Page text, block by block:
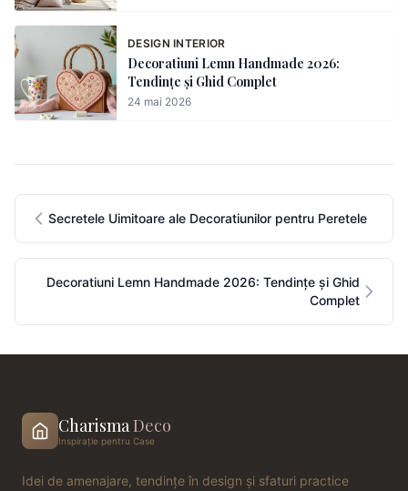
DESIGN INTERIOR
Decoratiuni Lemn Handmade 2026:
Tendințe și Ghid Complet
24 mai 2026
Secretele Uimitoare ale Decoratiunilor pentru Peretele
Decoratiuni Lemn Handmade 2026: Tendințe și Ghid
Complet
CharismaDeco
Inspirație pentru Case
Idei de amenajare, tendințe în design și sfaturi practice